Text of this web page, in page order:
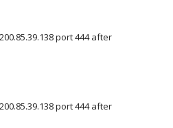
port 444 after
port 444 after